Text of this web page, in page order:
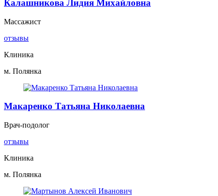
Калашникова Лидия Михайловна
Массажист
отзывы
Клиника
м. Полянка
Макаренко Татьяна Николаевна
Врач-подолог
отзывы
Клиника
м. Полянка